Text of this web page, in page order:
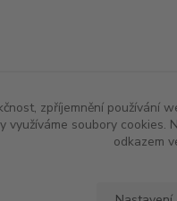
zpříjemnění používání
využíváme soubory
odkazem